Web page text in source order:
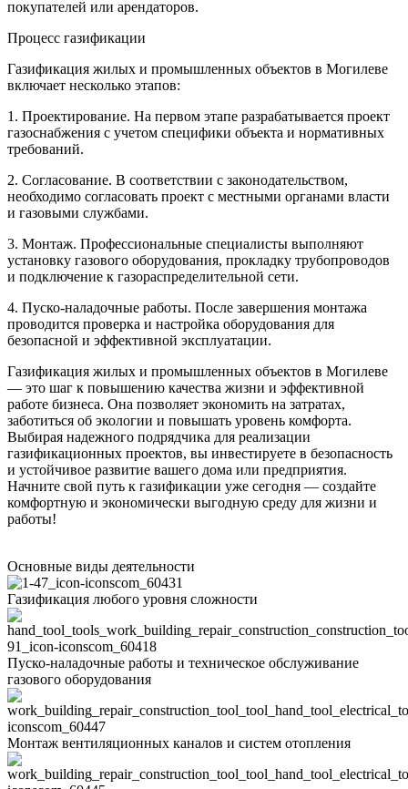
покупателей или арендаторов.
Процесс газификации
Газификация жилых и промышленных объектов в Могилеве
включает несколько этапов:
1. Проектирование. На первом этапе разрабатывается проект
газоснабжения с учетом специфики объекта и нормативных
требований.
2. Согласование. В соответствии с законодательством,
необходимо согласовать проект с местными органами власти
и газовыми службами.
3. Монтаж. Профессиональные специалисты выполняют
установку газового оборудования, прокладку трубопроводов
и подключение к газораспределительной сети.
4. Пуско-наладочные работы. После завершения монтажа
проводится проверка и настройка оборудования для
безопасной и эффективной эксплуатации.
Газификация жилых и промышленных объектов в Могилеве
— это шаг к повышению качества жизни и эффективной
работе бизнеса. Она позволяет экономить на затратах,
заботиться об экологии и повышать уровень комфорта.
Выбирая надежного подрядчика для реализации
газификационных проектов, вы инвестируете в безопасность
и устойчивое развитие вашего дома или предприятия.
Начните свой путь к газификации уже сегодня — создайте
комфортную и экономически выгодную среду для жизни и
работы!
Основные виды деятельности
Газификация любого уровня сложности
Пуско-наладочные работы и техническое обслуживание
газового оборудования
Монтаж вентиляционных каналов и систем отопления